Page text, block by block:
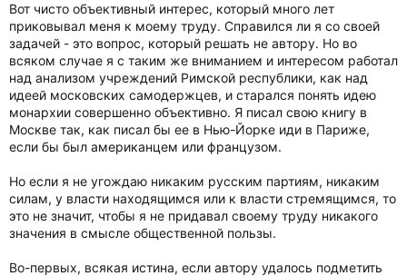
Вот чисто объективный интерес, который много лет
приковывал меня к моему труду. Справился ли я со своей
задачей - это вопрос, который решать не автору. Но во
всяком случае я с таким же вниманием и интересом работал
над анализом учреждений Римской республики, как над
идеей московских самодержцев, и старался понять идею
монархии совершенно объективно. Я писал свою книгу в
Москве так, как писал бы ее в Нью-Йорке иди в Париже,
если бы был американцем или французом.
Но если я не угождаю никаким русским партиям, никаким
силам, у власти находящимся или к власти стремящимся, то
это не значит, чтобы я не придавал своему труду никакого
значения в смысле общественной пользы.
Во-первых, всякая истина, если автору удалось подметить